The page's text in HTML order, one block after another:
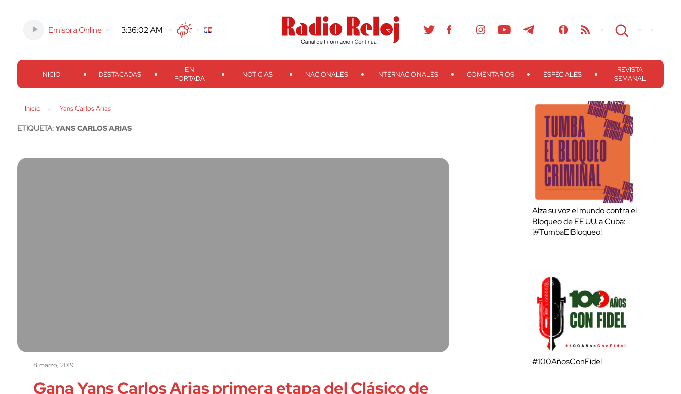
Emisora Online 3:36:03 AM TwitterFacebook
Threads
Instagram TelegramTeveo Ivoox RSS Search
INICIO DESTACADAS
EN
PORTADA
NOTICIAS NACIONALES INTERNACIONALES COMENTARIOS ESPECIALES
REVISTA
SEMANAL
Inicio Yans Carlos Arias
ETIQUETA:YANS CARLOS ARIAS
8 marzo, 2019
Gana Yans Carlos Arias primera etapa del Clásico de
Alza su voz el mundo contra el
Bloqueo de EE.UU. a Cuba:
¡#TumbaElBloqueo!
#100AñosConFidel